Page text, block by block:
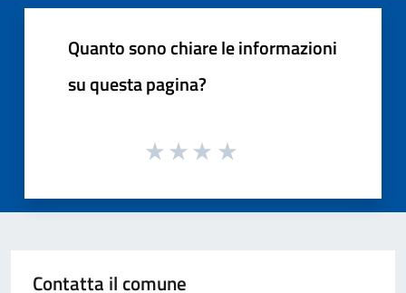
Quanto sono chiare le informazioni
su questa pagina?
Contatta il comune